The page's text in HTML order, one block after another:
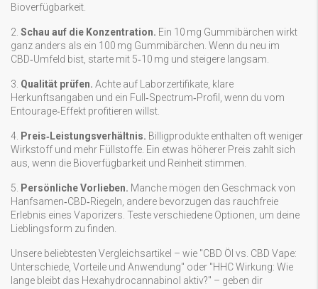
Bioverfügbarkeit.
2. Schau auf die Konzentration. Ein 10 mg Gummibärchen wirkt
ganz anders als ein 100 mg Gummibärchen. Wenn du neu im
CBD‑Umfeld bist, starte mit 5‑10 mg und steigere langsam.
3. Qualität prüfen. Achte auf Laborzertifikate, klare
Herkunftsangaben und ein Full‑Spectrum‑Profil, wenn du vom
Entourage‑Effekt profitieren willst.
4. Preis‑Leistungsverhältnis. Billigprodukte enthalten oft weniger
Wirkstoff und mehr Füllstoffe. Ein etwas höherer Preis zahlt sich
aus, wenn die Bioverfügbarkeit und Reinheit stimmen.
5. Persönliche Vorlieben. Manche mögen den Geschmack von
Hanfsamen‑CBD‑Riegeln, andere bevorzugen das rauchfreie
Erlebnis eines Vaporizers. Teste verschiedene Optionen, um deine
Lieblingsform zu finden.
Unsere beliebtesten Vergleichsartikel – wie "CBD Öl vs. CBD Vape:
Unterschiede, Vorteile und Anwendung" oder "HHC Wirkung: Wie
lange bleibt das Hexahydrocannabinol aktiv?" – geben dir